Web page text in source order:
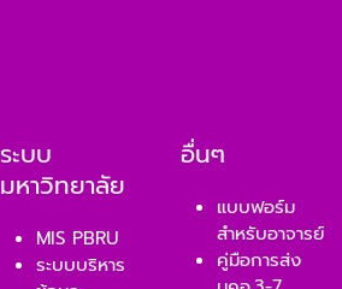
ระบบ
มหาวิทยาลัย
MIS PBRU
ระบบบริหาร
อื่นๆ
แบบฟอร์ม
สำหรับอาจารย์
คู่มือการส่ง